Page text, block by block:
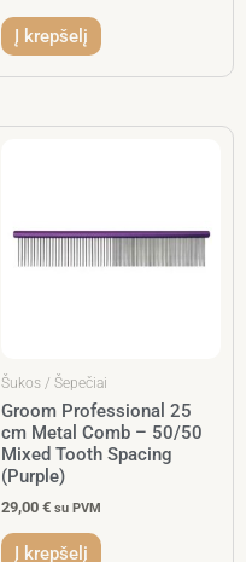
Į krepšelį
Šukos / Šepečiai
Groom Professional 25
cm Metal Comb – 50/50
Mixed Tooth Spacing
(Purple)
29,00 € su PVM
Į krepšelį